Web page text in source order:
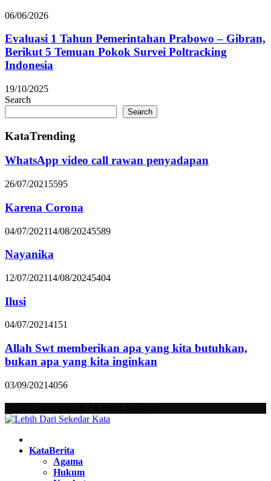
06/06/2026
Evaluasi 1 Tahun Pemerintahan Prabowo – Gibran,
Berikut 5 Temuan Pokok Survei Poltracking
Indonesia
19/10/2025
Search
Search
KataTrending
WhatsApp video call rawan penyadapan
26/07/2021 5595
Karena Corona
04/07/202114/08/20245589
Nayanika
12/07/202114/08/20245404
Ilusi
04/07/20214151
Allah Swt memberikan apa yang kita butuhkan,
bukan apa yang kita inginkan
03/09/20214056
KataBerita
Agama
Hukum